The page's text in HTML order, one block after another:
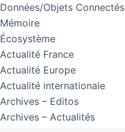
Données/Objets Connectés
Mémoire
Écosystème
Actualité France
Actualité Europe
Actualité internationale
Archives – Editos
Archives – Actualités